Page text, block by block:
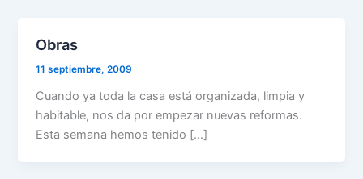
Obras
11 septiembre, 2009
Cuando ya toda la casa está organizada, limpia y
habitable, nos da por empezar nuevas reformas.
Esta semana hemos tenido […]